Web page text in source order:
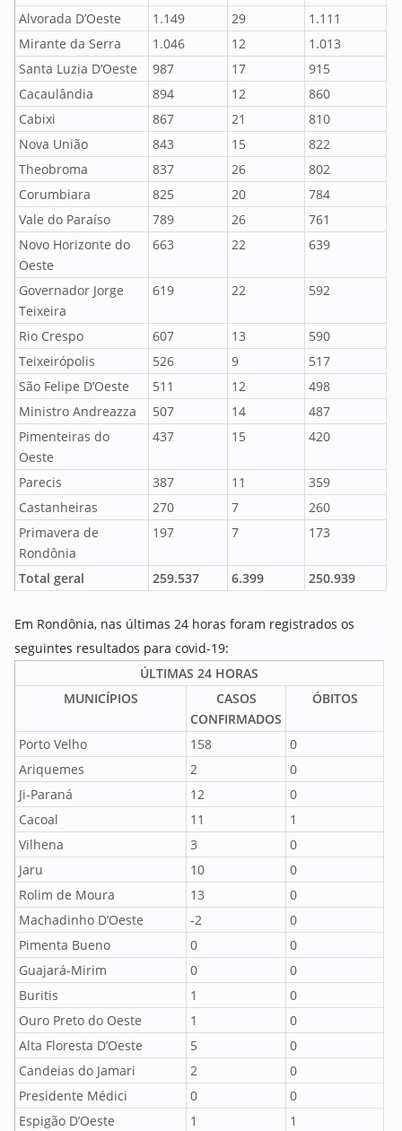
Alvorada D’Oeste
1.149 29
1.111
Mirante da Serra
1.046 12
1.013
Santa Luzia D’Oeste
987 17
915
Cacaulândia
894 12
860
Cabixi
867 21
810
Nova União
843 15
822
Theobroma
837 26
802
Corumbiara
825 20
784
Vale do Paraíso
789 26
761
Novo Horizonte do
Oeste
663 22 639
Governador Jorge
Teixeira
619 22 592
Rio Crespo 607 13
590
Teixeirópolis
526 9
517
São Felipe D’Oeste
511 12
498
Ministro Andreazza
507 14
487
Pimenteiras do
Oeste
437 15 420
Parecis 387 11
359
Castanheiras
270 7
260
Primavera de
Rondônia
197 7 173
Total geral 259.537 6.399 250.939
Em Rondônia, nas últimas 24 horas foram registrados os
seguintes resultados para covid-19:
ÚLTIMAS 24 HORAS
MUNICÍPIOS
CASOS
CONFIRMADOS
ÓBITOS
Porto Velho 158
0
Ariquemes
2
0
Ji-Paraná
12
0
Cacoal
11
1
Vilhena
3
0
Jaru
10
0
Rolim de Moura
13
0
Machadinho D’Oeste
-2
0
Pimenta Bueno
0
0
Guajará-Mirim
0
0
Buritis
1
0
Ouro Preto do Oeste
1
0
Alta Floresta D’Oeste
5
0
Candeias do Jamari
2
0
Presidente Médici
0
0
Espigão D’Oeste
1
1